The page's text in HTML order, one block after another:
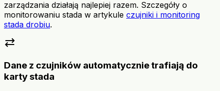
zarządzania działają najlepiej razem. Szczegóły o
monitorowaniu stada w artykule czujniki i monitoring
stada drobiu.
sync_alt
Dane z czujników automatycznie trafiają do
karty stada